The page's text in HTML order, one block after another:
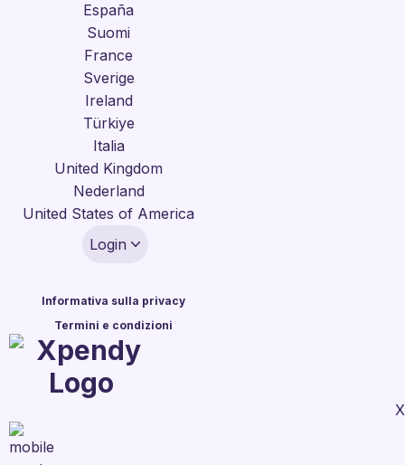
España
Suomi
France
Sverige
Ireland
Türkiye
Italia
United Kingdom
Nederland
United States of America
Login
Informativa sulla privacy
Termini e condizioni
X